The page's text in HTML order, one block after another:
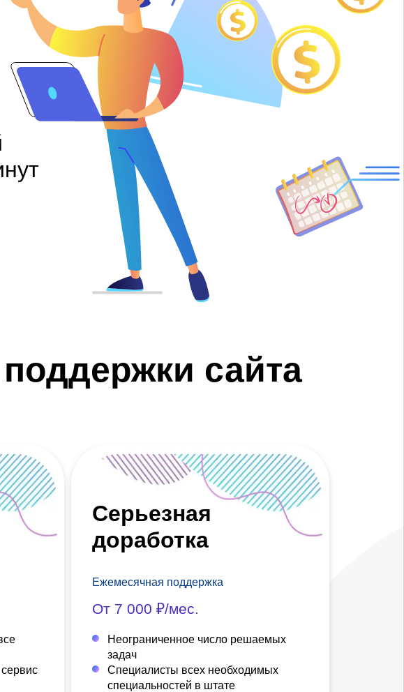
сайта
Серьезная
доработка
Ежемесячная поддержка
От 7 000 ₽/мес.
Неограниченное число решаемых
задач
Специалисты всех необходимых
специальностей в штате